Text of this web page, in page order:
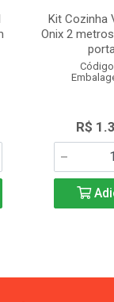
Kit Cozinha
Onix 2
R$